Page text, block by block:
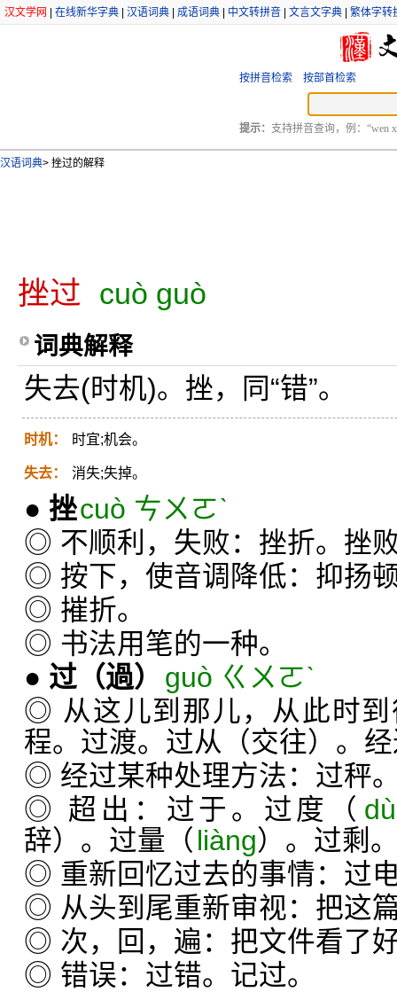
汉文学网 在线新华字典 汉语词典 成语词典 中文转拼音 文言文字典 繁体字转
按拼音检索 按部首检索
提示： 支持拼音查询，例：“wen
汉语词典> 挫过的解释
挫过 cuò guò
词典解释
失去(时机)。挫，同“错”。
时机： 时宜;机会。
失去： 消失;失掉。
● 挫cuò ㄘㄨㄛˋ
◎ 不顺利，失败：挫折。挫
◎ 按下，使音调降低：抑扬
◎ 摧折。
◎ 书法用笔的一种。
● 过 （過）
guò ㄍㄨㄛˋ
◎ 从这儿到那儿，从此时
程。过渡。过从（交往）。
◎ 经过某种处理方法：过秤
◎ 超出：过于。过度（ dù
辞）。过量（ liànɡ）。过剩
◎ 重新回忆过去的事情：过
◎ 从头到尾重新审视：把这
◎ 次，回，遍：把文件看了
◎ 错误：过错。记过。